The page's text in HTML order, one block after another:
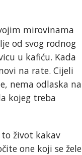
mirovinama
od svog rodnog
u kafiću. Kada
na rate. Cijeli
nema odlaska na
kojeg treba
život kakav
one koji se žele